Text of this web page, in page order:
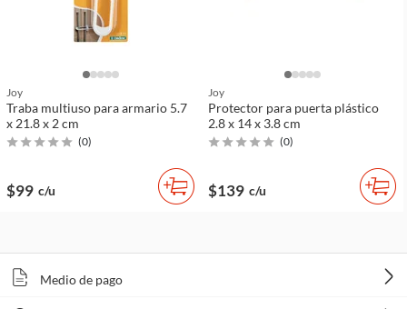
Joy
Traba multiuso para armario 5.7
x 21.8 x 2 cm
(0)
$99 c/u
Joy
Protector para puerta plástico
2.8 x 14 x 3.8 cm
(0)
$139 c/u
Medio de pago